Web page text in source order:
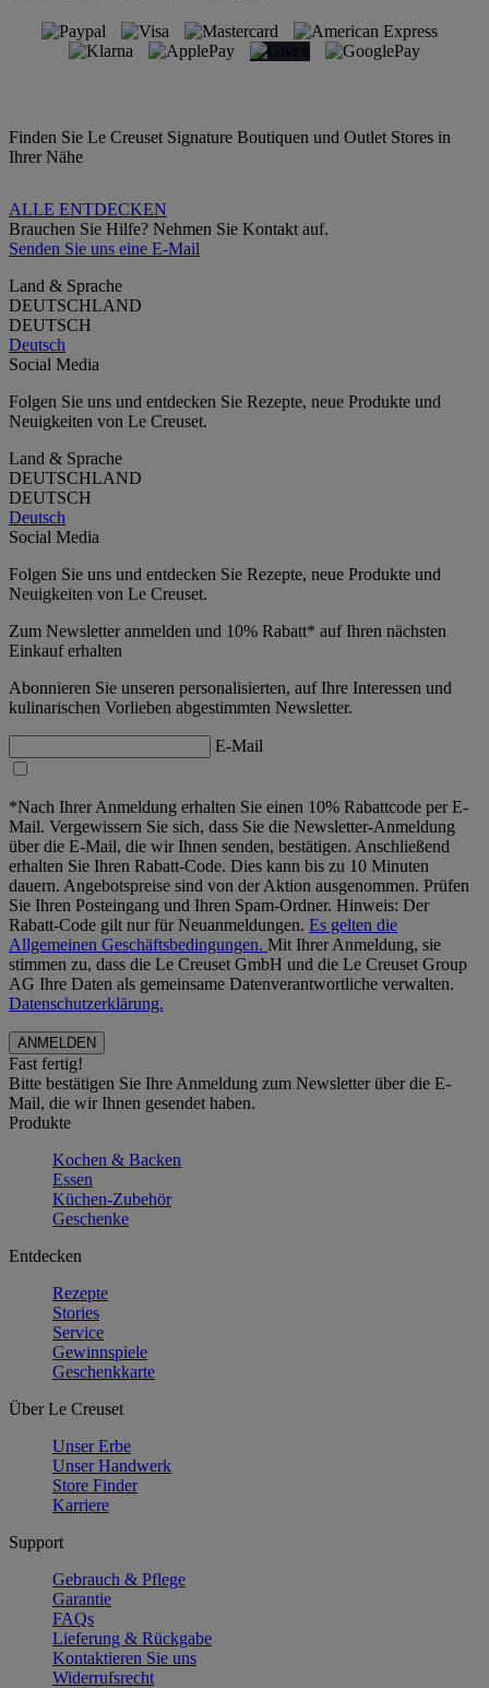
Finden Sie Le Creuset Signature Boutiquen und Outlet Stores in
Ihrer Nähe
ALLE ENTDECKEN
Brauchen Sie Hilfe? Nehmen Sie Kontakt auf.
Senden Sie uns eine E-Mail
Land & Sprache
DEUTSCHLAND
DEUTSCH
Deutsch
Social Media
Folgen Sie uns und entdecken Sie Rezepte, neue Produkte und
Neuigkeiten von Le Creuset.
Land & Sprache
DEUTSCHLAND
DEUTSCH
Deutsch
Social Media
Folgen Sie uns und entdecken Sie Rezepte, neue Produkte und
Neuigkeiten von Le Creuset.
Zum Newsletter anmelden und 10% Rabatt* auf Ihren nächsten
Einkauf erhalten
Abonnieren Sie unseren personalisierten, auf Ihre Interessen und
kulinarischen Vorlieben abgestimmten Newsletter.
E-Mail
*Nach Ihrer Anmeldung erhalten Sie einen 10% Rabattcode per E-
Mail. Vergewissern Sie sich, dass Sie die Newsletter-Anmeldung
über die E-Mail, die wir Ihnen senden, bestätigen. Anschließend
erhalten Sie Ihren Rabatt-Code. Dies kann bis zu 10 Minuten
dauern. Angebotspreise sind von der Aktion ausgenommen. Prüfen
Sie Ihren Posteingang und Ihren Spam-Ordner. Hinweis: Der
Rabatt-Code gilt nur für Neuanmeldungen. Es gelten die
Allgemeinen Geschäftsbedingungen. Mit Ihrer Anmeldung, sie
stimmen zu, dass die Le Creuset GmbH und die Le Creuset Group
AG Ihre Daten als gemeinsame Datenverantwortliche verwalten.
Datenschutzerklärung.
Fast fertig!
Bitte bestätigen Sie Ihre Anmeldung zum Newsletter über die E-
Mail, die wir Ihnen gesendet haben.
Produkte
Kochen & Backen
Essen
Küchen-Zubehör
Geschenke
Entdecken
Rezepte
Stories
Service
Gewinnspiele
Geschenkkarte
Über Le Creuset
Unser Erbe
Unser Handwerk
Store Finder
Karriere
Support
Gebrauch & Pflege
Garantie
FAQs
Lieferung & Rückgabe
Kontaktieren Sie uns
Widerrufsrecht